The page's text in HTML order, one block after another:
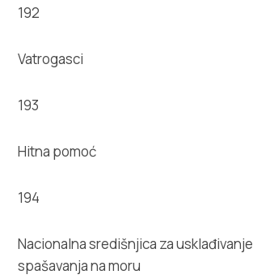
192
Vatrogasci
193
Hitna pomoć
194
Nacionalna središnjica za
spašavanja na moru